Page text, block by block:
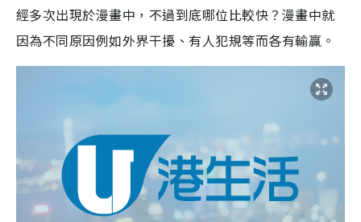
經多次出現於漫畫中，不過到底哪位比較快？漫畫中就
因為不同原因例如外界干擾、有人犯規等而各有輸贏。